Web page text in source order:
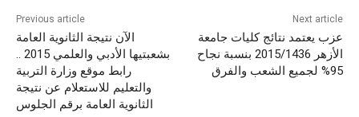
Previous article
الآن نتيجة الثانوية العامة
بشعبتيها الأدبي والعلمي 2015 ..
رابط موقع وزارة التربية
والتعليم للاستعلام عن نتيجة
الثانوية العامة برقم الجلوس
Next article
عزب يعتمد نتائج كليات جامعة
الأزهر 2015/1436 بنسبة نجاح
95% لجميع الشعب والفرق